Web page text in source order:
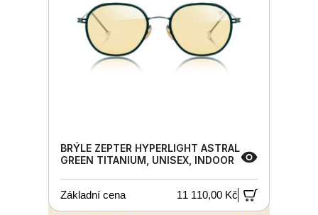
BRÝLE ZEPTER HYPERLIGHT ASTRAL
GREEN TITANIUM, UNISEX, INDOOR
Základní cena 11 110,00 Kč